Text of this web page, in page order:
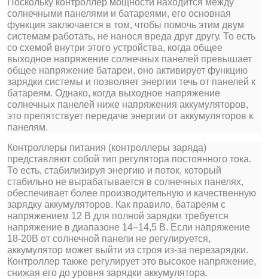
Поскольку контроллер мощности находится между
солнечными панелями и батареями, его основная
функция заключается в том, чтобы помочь этим двум
системам работать, не нанося вреда друг другу. То есть
со схемой внутри этого устройства, когда общее
выходное напряжение солнечных панелей превышает
общее напряжение батареи, оно активирует функцию
зарядки системы и позволяет энергии течь от панелей к
батареям. Однако, когда выходное напряжение
солнечных панелей ниже напряжения аккумуляторов,
это препятствует передаче энергии от аккумуляторов к
панелям.
Контроллеры питания (контроллеры заряда)
представляют собой тип регулятора постоянного тока.
То есть, стабилизируя энергию и поток, который
стабильно не вырабатывается в солнечных панелях,
обеспечивает более производительную и качественную
зарядку аккумуляторов. Как правило, батареям с
напряжением 12 В для полной зарядки требуется
напряжение в диапазоне 14–14,5 В. Если напряжение
18-20В от солнечной панели не регулируется,
аккумулятор может выйти из строя из-за перезарядки.
Контроллер также регулирует это высокое напряжение,
снижая его до уровня зарядки аккумулятора.